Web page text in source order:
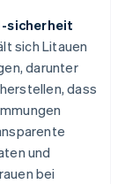
sicherheit
sich Litauen
darunter
dass
und
bei